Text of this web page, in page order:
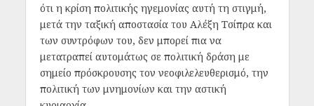
ότι η κρίση πολιτικής ηγεμονίας αυτή τη στιγμή,
μετά την ταξική αποστασία του Αλέξη Τσίπρα και
των συντρόφων του, δεν μπορεί πια να
μετατραπεί αυτομάτως σε πολιτική δράση με
σημείο πρόσκρουσης τον νεοφιλελευθερισμό, την
πολιτική των μνημονίων και την αστική